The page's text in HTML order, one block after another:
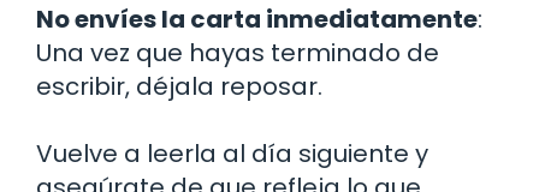
No envíes la carta inmediatamente:
Una vez que hayas terminado de
escribir, déjala reposar.
Vuelve a leerla al día siguiente y